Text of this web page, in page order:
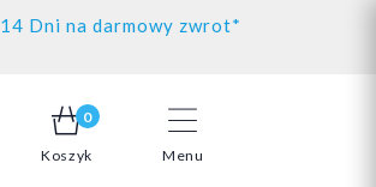
14 Dni na darmowy zwrot*
Menu
0
Koszyk